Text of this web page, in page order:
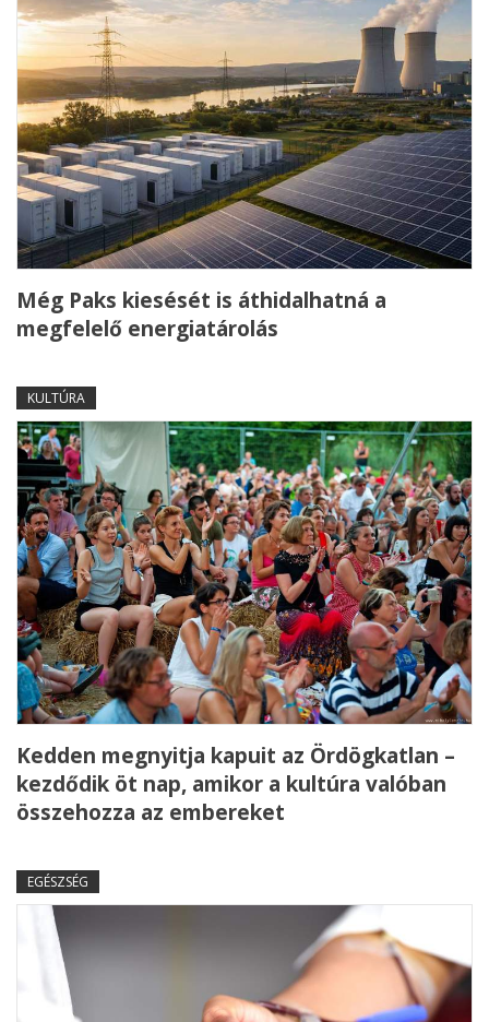
Még Paks kiesését is áthidalhatná a
megfelelő energiatárolás
KULTÚRA
Kedden megnyitja kapuit az Ördögkatlan –
kezdődik öt nap, amikor a kultúra valóban
összehozza az embereket
EGÉSZSÉG